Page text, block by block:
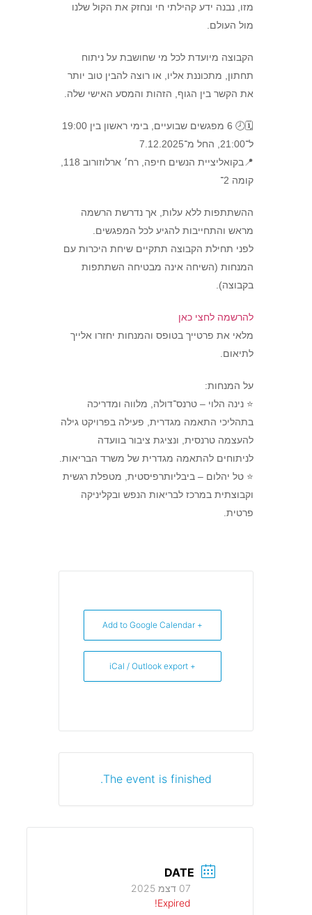
מזו, נבנה ידע קהילתי חי ונחזק את הקול שלנו
מול העולם.
הקבוצה מיועדת לכל מי שחושבת על ניתוח
תחתון, מתכוננת אליו, או רוצה להבין טוב יותר
את הקשר בין הגוף, הזהות והמסע האישי שלה.
🗓️🕗 6 מפגשים שבועיים, בימי ראשון בין 19:00
ל־21:00, החל מ־7.12.2025
קומה 2־
ההשתתפות ללא עלות, אך נדרשת הרשמה
מראש והתחייבות להגיע לכל המפגשים.
לפני תחילת הקבוצה תתקיים שיחת היכרות עם
המנחות (השיחה אינה מבטיחה השתתפות
בקבוצה).
להרשמה לחצי כאן
מלאי את פרטייך בטופס והמנחות יחזרו אלייך
לתיאום.
על המנחות:
⭐ נינה הלוי – טרנס־דולה, מלווה ומדריכה
בתהליכי התאמה מגדרית, פעילה בפרויקט גילה
להעצמה טרנסית, ונציגת ציבור בוועדה
לניתוחים להתאמה מגדרית של משרד הבריאות.
⭐ טל יהלום – ביבליותרפיסטית, מטפלת רגשית
וקבוצתית במרכז לבריאות הנפש ובקליניקה
פרטית.
+ Add to Google Calendar
+ iCal / Outlook export
The event is finished.
DATE
07 דצמ 2025
Expired!